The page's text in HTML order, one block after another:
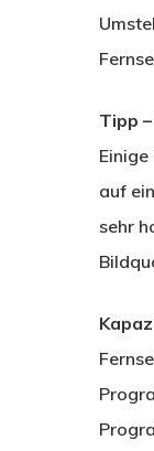
Tipp
auf
sehr